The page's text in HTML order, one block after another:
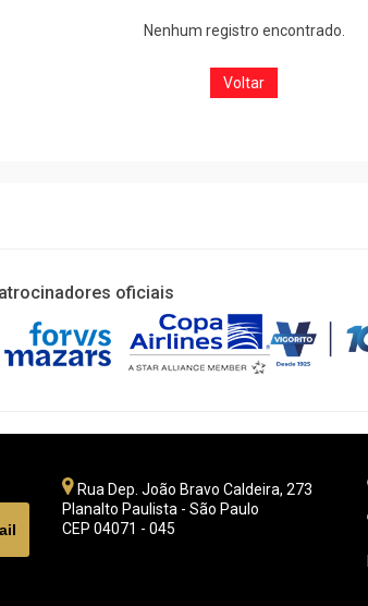
Nenhum registro encontrado.
Voltar
oficiais
Rua Dep. João Bravo Caldeira, 273
Planalto Paulista - São Paulo
CEP 04071 - 045